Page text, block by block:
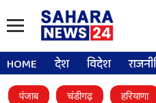
HOME देश विदेश
पंजाब चंडीगढ़ हरियाणा